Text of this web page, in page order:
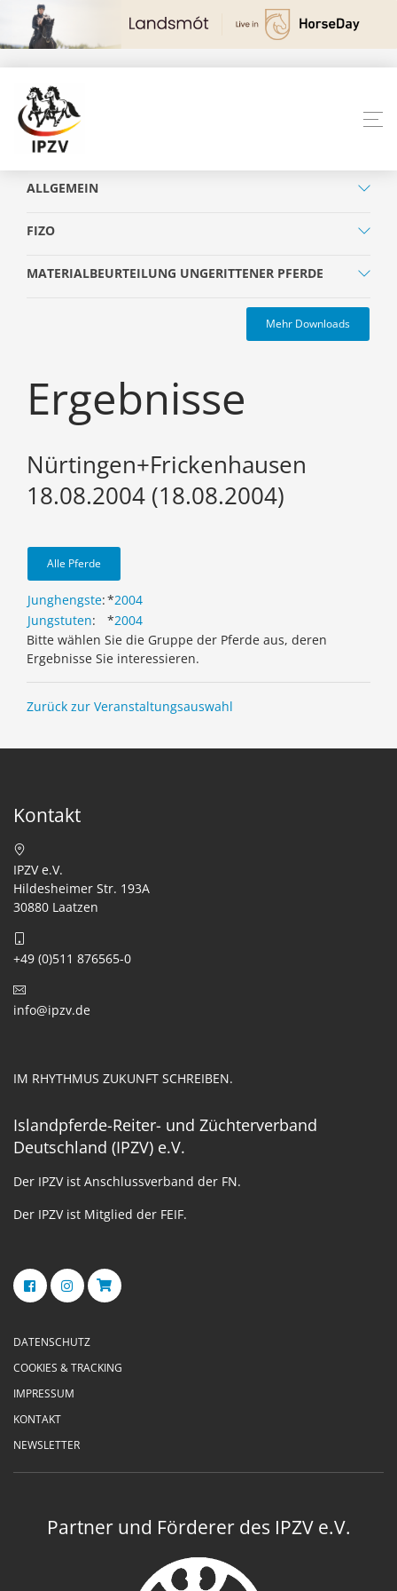
ALLGEMEIN
FIZO
MATERIALBEURTEILUNG UNGERITTENER PFERDE
Mehr Downloads
Ergebnisse
Nürtingen+Frickenhausen
18.08.2004 (18.08.2004)
Alle Pferde
Junghengste:*2004
Jungstuten: *2004
Bitte wählen Sie die Gruppe der Pferde aus, deren
Ergebnisse Sie interessieren.
Zurück zur Veranstaltungsauswahl
Kontakt
IPZV e.V.
Hildesheimer Str. 193A
30880 Laatzen
+49 (0)511 876565-0
info@ipzv.de
IM RHYTHMUS ZUKUNFT SCHREIBEN.
Islandpferde-Reiter- und Züchterverband
Deutschland (IPZV) e.V.
Der IPZV ist Anschlussverband der FN.
Der IPZV ist Mitglied der FEIF.
DATENSCHUTZ
COOKIES & TRACKING
IMPRESSUM
KONTAKT
NEWSLETTER
Partner und Förderer des IPZV e.V.